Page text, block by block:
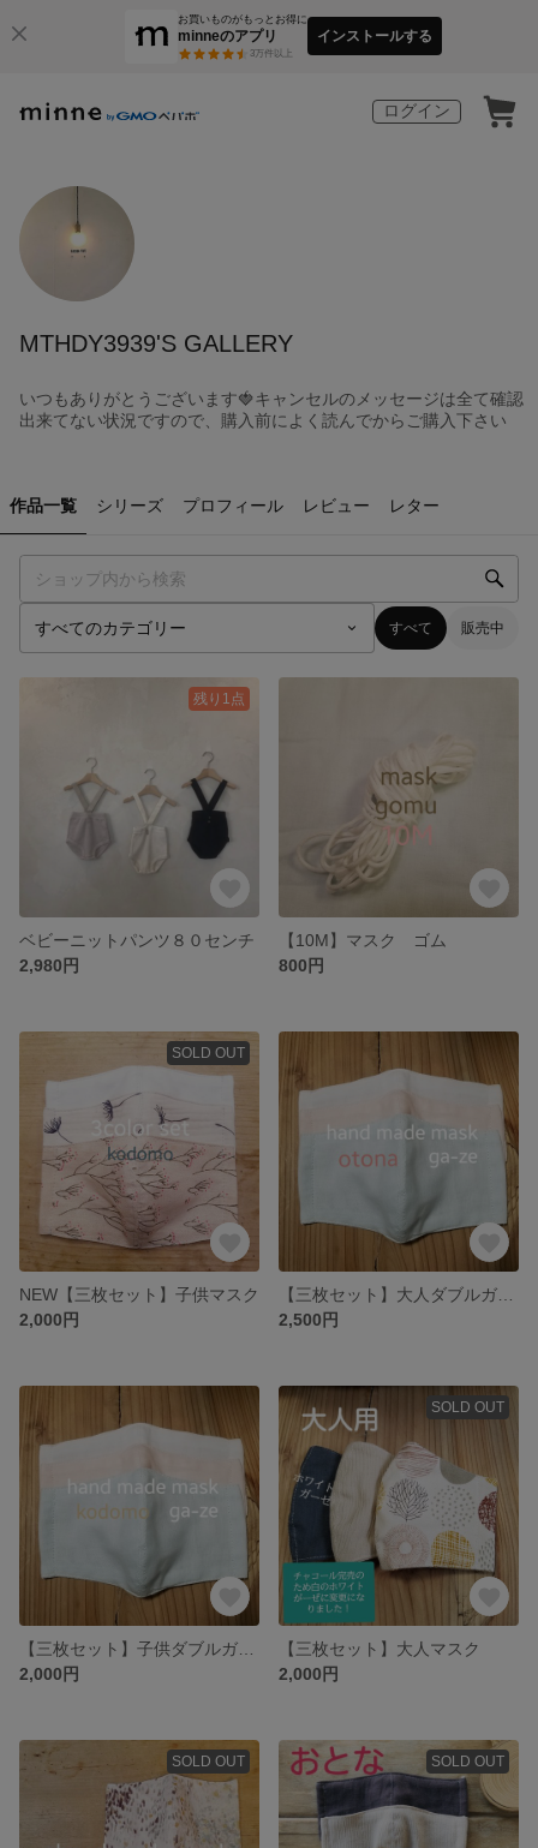
お買いものがもっとお得に
minneのアプリ
3万件以上
インストールする
ログイン
MTHDY3939'S GALLERY
いつもありがとうございます🍓キャンセルのメッセージは全て確認
出来てない状況ですので、購入前によく読んでからご購入下さい
作品一覧 シリーズ プロフィール レビュー レター
すべて 販売中
残り1点
ベビーニットパンツ８０センチ
2,980円
【10M】マスク ゴム
800円
SOLD OUT
NEW【三枚セット】子供マスク
2,000円
2,500円
2,000円
SOLD OUT
【三枚セット】大人マスク
2,000円
SOLD OUT SOLD OUT